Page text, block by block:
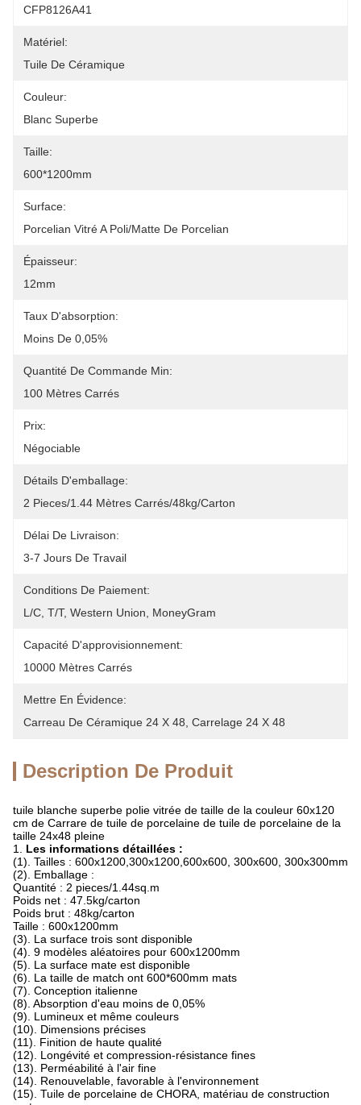
CFP8126A41
Matériel:
Tuile De Céramique
Couleur:
Blanc Superbe
Taille:
600*1200mm
Surface:
Porcelian Vitré A Poli/matte De Porcelian
Épaisseur:
12mm
Taux D'absorption:
Moins De 0,05%
Quantité De Commande Min:
100 Mètres Carrés
Prix:
Négociable
Détails D'emballage:
2 Pieces/1.44 Mètres Carrés/48kg/Carton
Délai De Livraison:
3-7 Jours De Travail
Conditions De Paiement:
L/C, T/T, Western Union, MoneyGram
Capacité D'approvisionnement:
10000 Mètres Carrés
Mettre En Évidence:
Carreau De Céramique 24 X 48 Carrelage 24 X 48
Description De Produit
tuile blanche superbe polie vitrée de taille de la couleur 60x120
cm de Carrare de tuile de porcelaine de tuile de porcelaine de la
taille 24x48 pleine
1. Les informations détaillées :
(1). Tailles : 600x1200,300x1200,600x600, 300x600, 300x300mm
(2). Emballage :
Quantité : 2 pieces/1.44sq.m
Poids net : 47.5kg/carton
Poids brut : 48kg/carton
Taille : 600x1200mm
(3). La surface trois sont disponible
(4). 9 modèles aléatoires pour 600x1200mm
(5). La surface mate est disponible
(6). La taille de match ont 600*600mm mats
(7). Conception italienne
(8). Absorption d'eau moins de 0,05%
(9). Lumineux et même couleurs
(10). Dimensions précises
(11). Finition de haute qualité
(12). Longévité et compression-résistance fines
(13). Perméabilité à l'air fine
(14). Renouvelable, favorable à l'environnement
(15). Tuile de porcelaine de CHORA, matériau de construction